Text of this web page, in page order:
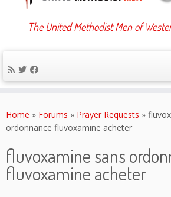
to
content
The United Methodist Men of
Home » Forums » Prayer Requests »
ordonnance fluvoxamine acheter
fluvoxamine sans
fluvoxamine acheter